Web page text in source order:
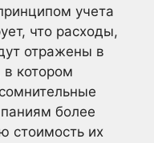
учета
что расходы,
отражены в
котором
более
стоимость их